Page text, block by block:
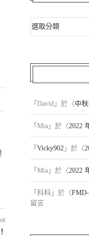
「 David 」於〈中
「 Mia 」於〈2022
「 Vicky902 」於〈
「 Mia 」於〈2022
「 科科 」於〈
留言